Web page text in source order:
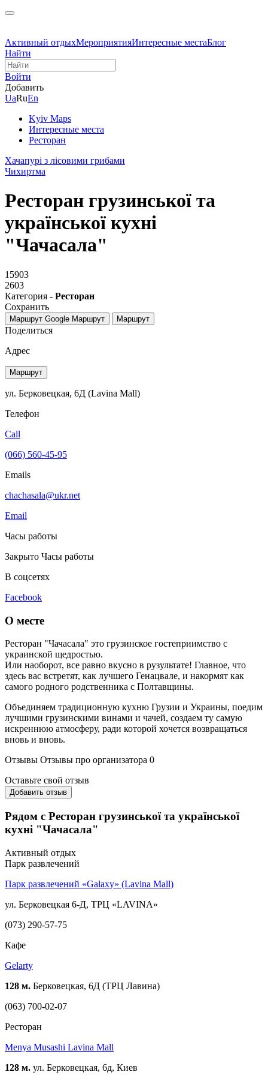
Активный отдыхМероприятияИнтересные местаБлог
Найти
Войти
Добавить
UaRuEn
Kyiv Maps
Интересные места
Ресторан
Хачапурі з лісовими грибами
Чихиртма
Ресторан грузинської та
української кухні
"Чачасала"
15903
2603
Категория - Ресторан
Сохранить
Маршрут Google Маршрут Маршрут
Поделиться
Адрес
Маршрут
ул. Берковецкая, 6Д (Lavina Mall)
Телефон
Call
(066) 560-45-95
Emails
chachasala@ukr.net
Email
Часы работы
Закрыто Часы работы
В соцсетях
Facebook
О месте
Ресторан "Чачасала" это грузинское гостеприимство с
украинской щедростью.
Или наоборот, все равно вкусно в рузультате! Главное, что
здесь вас встретят, как лучшего Генацвале, и накормят как
самого родного родственника с Полтавщины.
Объединяем традиционную кухню Грузии и Украины, поедим
лучшими грузинскими винами и чачей, создаем ту самую
искреннюю атмосферу, ради которой хочется возвращаться
вновь и вновь.
Отзывы Отзывы про организатора 0
Оставьте свой отзыв
Добавить отзыв
Рядом с Ресторан грузинської та української
кухні "Чачасала"
Активный отдых
Парк развлечений
Парк развлечений «Galaxy» (Lavina Mall)
ул. Берковецкая 6-Д, ТРЦ «LAVINA»
(073) 290-57-75
Кафе
Gelarty
128 м. Берковецкая, 6Д (ТРЦ Лавина)
(063) 700-02-07
Ресторан
Menya Musashi Lavina Mall
128 м. ул. Берковецкая, 6д, Киев